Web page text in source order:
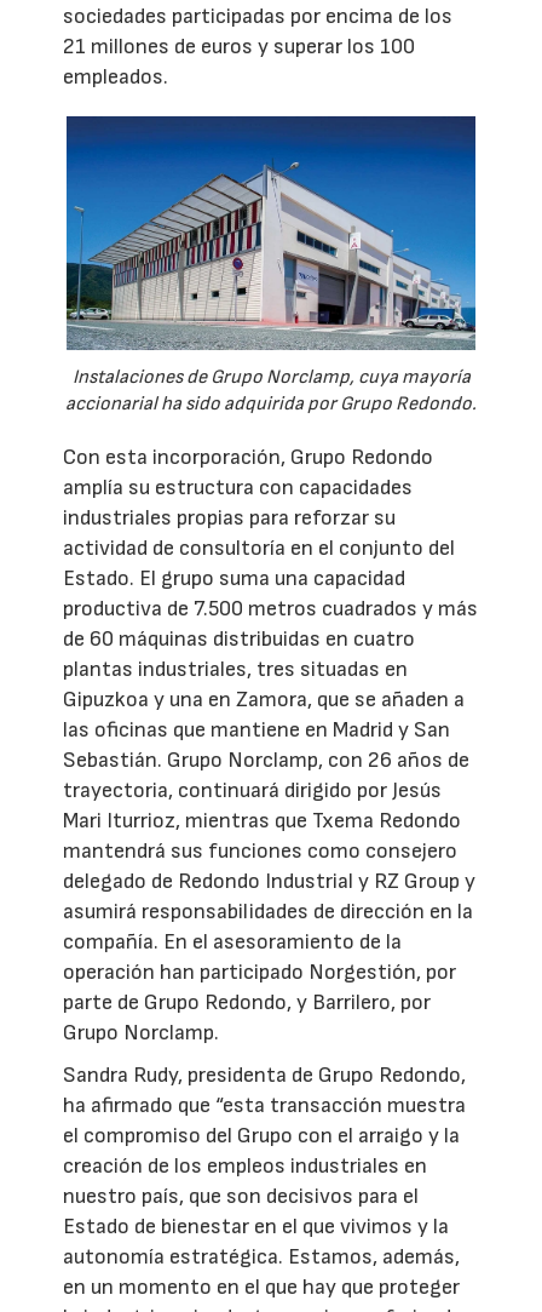
sociedades participadas por encima de los
21 millones de euros y superar los 100
empleados.
Instalaciones de Grupo Norclamp, cuya mayoría
accionarial ha sido adquirida por Grupo Redondo.
Con esta incorporación, Grupo Redondo
amplía su estructura con capacidades
industriales propias para reforzar su
actividad de consultoría en el conjunto del
Estado. El grupo suma una capacidad
productiva de 7.500 metros cuadrados y más
de 60 máquinas distribuidas en cuatro
plantas industriales, tres situadas en
Gipuzkoa y una en Zamora, que se añaden a
las oficinas que mantiene en Madrid y San
Sebastián. Grupo Norclamp, con 26 años de
trayectoria, continuará dirigido por Jesús
Mari Iturrioz, mientras que Txema Redondo
mantendrá sus funciones como consejero
delegado de Redondo Industrial y RZ Group y
asumirá responsabilidades de dirección en la
compañía. En el asesoramiento de la
operación han participado Norgestión, por
parte de Grupo Redondo, y Barrilero, por
Grupo Norclamp.
Sandra Rudy, presidenta de Grupo Redondo,
ha afirmado que “esta transacción muestra
el compromiso del Grupo con el arraigo y la
creación de los empleos industriales en
nuestro país, que son decisivos para el
Estado de bienestar en el que vivimos y la
autonomía estratégica. Estamos, además,
en un momento en el que hay que proteger